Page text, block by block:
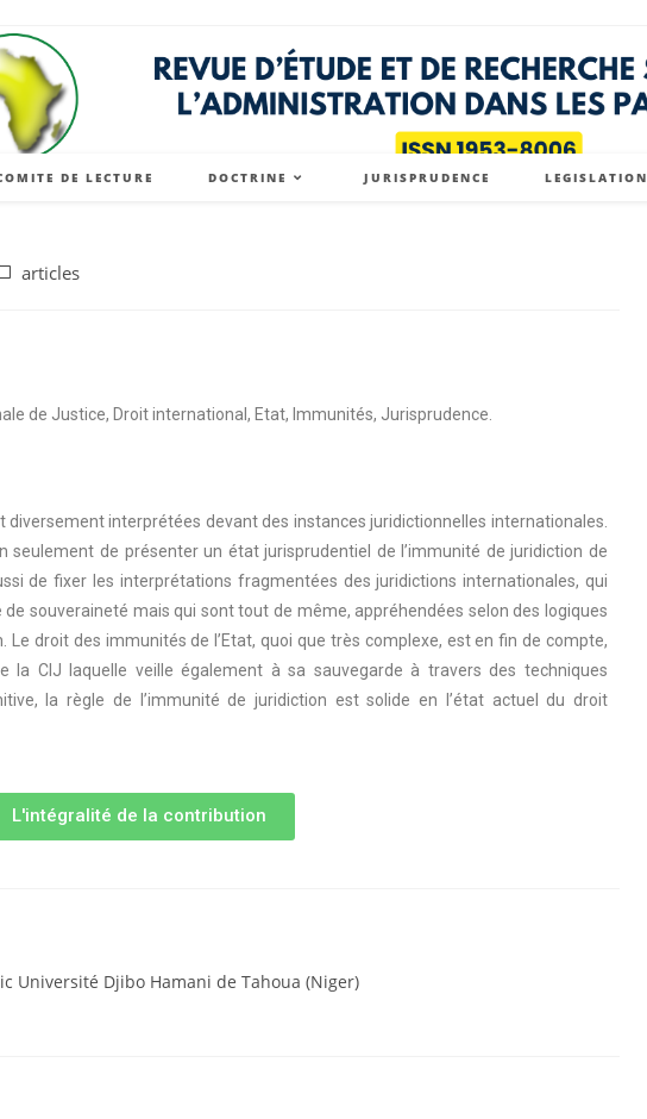
DE LECTURE DOCTRINE JURISPRUDENCE LEGISLATION
articles
de Justice, Droit international, Etat, Immunités, Jurisprudence.
diversement interprétées devant des instances juridictionnelles internationales.
seulement de présenter un état jurisprudentiel de l’immunité de juridiction de
de fixer les interprétations fragmentées des juridictions internationales, qui
souveraineté mais qui sont tout de même, appréhendées selon des logiques
Le droit des immunités de l’Etat, quoi que très complexe, est en fin de compte,
la CIJ laquelle veille également à sa sauvegarde à travers des techniques
la règle de l’immunité de juridiction est solide en l’état actuel du droit
L'intégralité de la contribution
Université Djibo Hamani de Tahoua (Niger)